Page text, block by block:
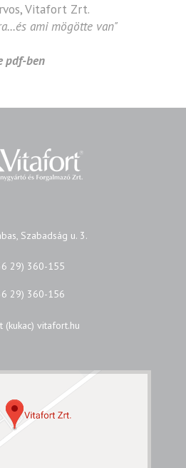
Vitafort Zrt.
ami mögötte van"
pdf-ben
Szabadság u. 3.
29) 360-155
29) 360-156
(kukac) vitafort.hu